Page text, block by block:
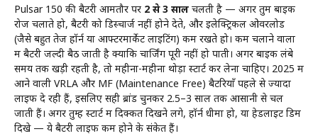
Pulsar 150 की बैटरी आमतौर पर 2 से 3 साल चलती है — अगर तुम बाइक
रोज चलाते हो, बैटरी को डिस्चार्ज नहीं होने देते, और इलेक्ट्रिकल ओवरलोड
(जैसे बहुत तेज हॉर्न या आफ्टरमार्केट लाइटिंग) कम रखते हो। कम चलाने वालों
में बैटरी जल्दी बैठ जाती है क्योंकि चार्जिंग पूरी नहीं हो पाती। अगर बाइक लंबे
समय तक खड़ी रहती है, तो महीना-महीना थोड़ा स्टार्ट कर लेना चाहिए। 2025 में
आने वाली VRLA और MF (Maintenance Free) बैटरियाँ पहले से ज्यादा
लाइफ दे रही हैं, इसलिए सही ब्रांड चुनकर 2.5–3 साल तक आसानी से चल
जाती हैं। अगर तुम्हें स्टार्ट में दिक्कत दिखने लगे, हॉर्न धीमा हो, या हेडलाइट डिम
दिखे — ये बैटरी लाइफ कम होने के संकेत हैं।